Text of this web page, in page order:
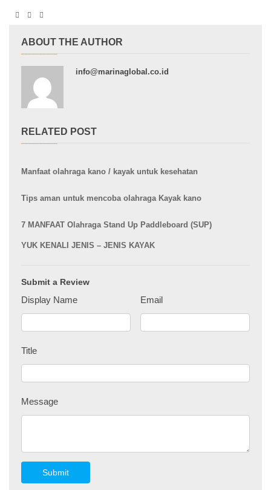
ABOUT THE AUTHOR
info@marinaglobal.co.id
RELATED POST
Manfaat olahraga kano / kayak untuk kesehatan
Tips aman untuk mencoba olahraga Kayak kano
7 MANFAAT Olahraga Stand Up Paddleboard (SUP)
YUK KENALI JENIS – JENIS KAYAK
Submit a Review
Display Name Email
Title
Message
Submit